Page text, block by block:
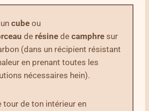
cube ou
de résine de camphre sur
(dans un récipient résistant
en prenant toutes les
nécessaires hein).
tour de ton intérieur en